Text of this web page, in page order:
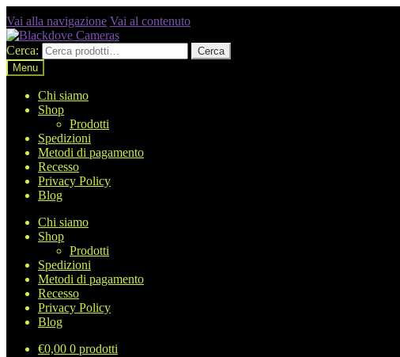
Vai alla navigazione Vai al contenuto
Cerca:
Cerca
Menu
Chi siamo
Shop
Prodotti
Spedizioni
Metodi di pagamento
Recesso
Privacy Policy
Blog
Chi siamo
Shop
Prodotti
Spedizioni
Metodi di pagamento
Recesso
Privacy Policy
Blog
€0,00 0 prodotti